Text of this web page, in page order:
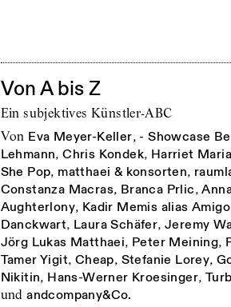
Von A bis Z
Ein subjektives Künstler-ABC
von Eva Meyer-Keller, - Showcase
Lehmann,Chris Kondek, Harriet Maria
She Pop, matthaei & konsorten,
Constanza Macras, Branca Prlic,
Aughterlony, Kadir Memis alias Amigo
Danckwart, Laura Schäfer, Jeremy
Jörg Lukas Matthaei, Peter Meining,
Tamer Yigit, Cheap, Stefanie Lorey,
Nikitin, Hans-Werner Kroesinger,
und andcompany&Co.